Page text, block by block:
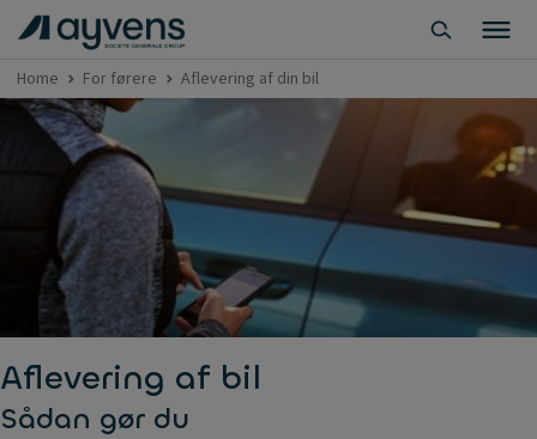
Home For førere Aflevering af din bil
Aflevering af bil
Sådan gør du